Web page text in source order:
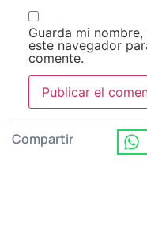
Guarda mi
este navegador
comente.
Compartir